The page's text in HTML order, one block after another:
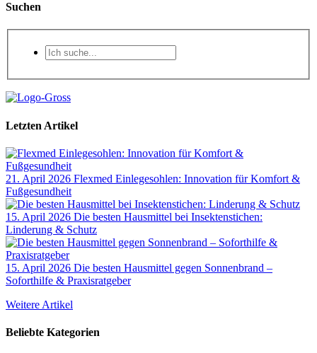
Suchen
Letzten Artikel
21. April 2026 Flexmed Einlegesohlen: Innovation für Komfort &
Fußgesundheit
15. April 2026 Die besten Hausmittel bei Insektenstichen:
Linderung & Schutz
15. April 2026 Die besten Hausmittel gegen Sonnenbrand –
Soforthilfe & Praxisratgeber
Weitere Artikel
Beliebte Kategorien